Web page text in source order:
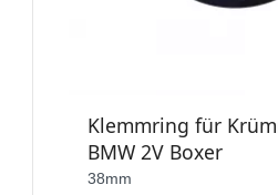
Klemmring für
BMW 2V Boxer
38mm